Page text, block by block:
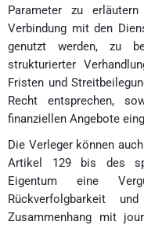
Parameter zu
Verbindung mit den
genutzt werden, zu
strukturierter
Fristen und
Recht entsprechen,
finanziellen Angebote
Die Verleger können
Artikel 129 bis des
Eigentum eine
Rückverfolgbarkeit
Zusammenhang mit